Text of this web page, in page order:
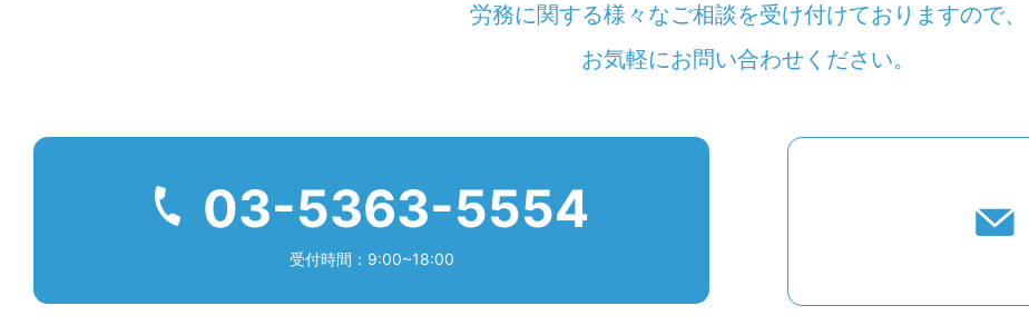
労務に関する様々なご相談を受け付けておりますので、
お気軽にお問い合わせください。
03-5363-5554
受付時間：9:00~18:00